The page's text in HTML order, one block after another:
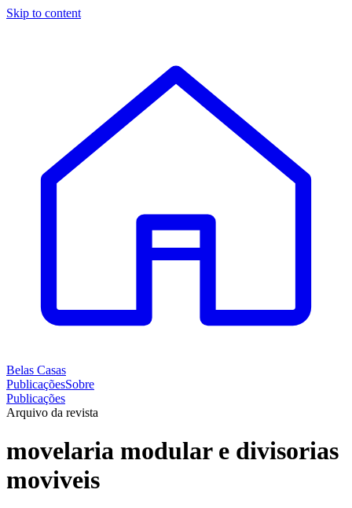
Skip to content
Belas Casas
PublicaçõesSobre
Publicações
Arquivo da revista
movelaria modular e divisorias
moviveis